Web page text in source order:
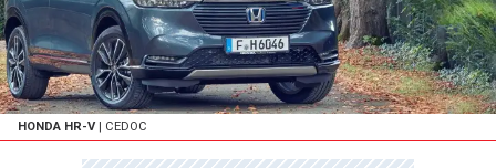
HONDA HR-V | CEDOC